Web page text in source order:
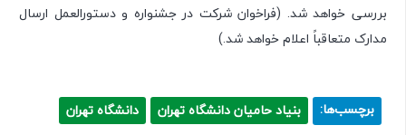
بررسی خواهد شد. (فراخوان شرکت در جشنواره و دستورالعمل ارسال
مدارک متعاقباً اعلام خواهد شد.)
برچسب‌ها: بنیاد حامیان دانشگاه تهران دانشگاه تهران